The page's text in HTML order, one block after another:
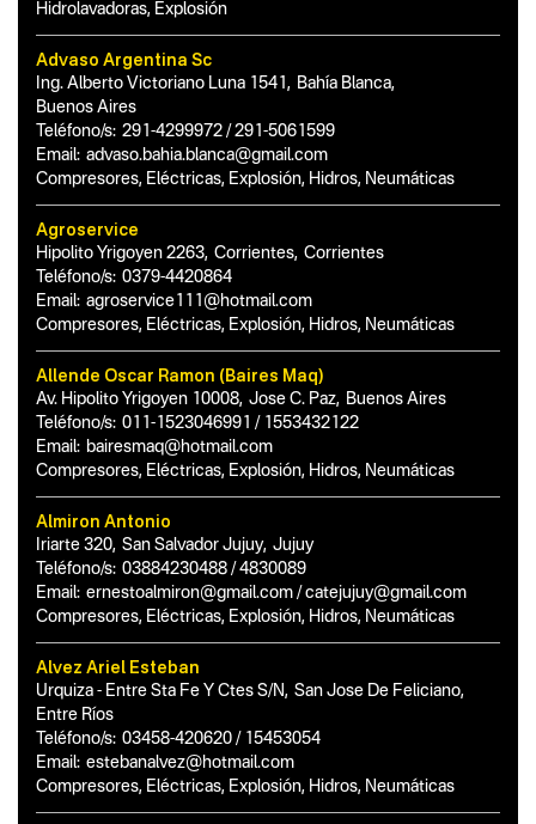
Hidrolavadoras, Explosión
Advaso Argentina Sc
Ing. Alberto Victoriano Luna 1541 , Bahía Blanca,
Buenos Aires
Teléfono/s: 291-4299972 / 291-5061599
Email: advaso.bahia.blanca@gmail.com
Compresores, Eléctricas, Explosión, Hidros, Neumáticas
Agroservice
Hipolito Yrigoyen 2263, Corrientes, Corrientes
Teléfono/s: 0379-4420864
Email: agroservice111@hotmail.com
Compresores, Eléctricas, Explosión, Hidros, Neumáticas
Allende Oscar Ramon (Baires Maq)
Av. Hipolito Yrigoyen 10008, Jose C. Paz, Buenos Aires
Teléfono/s: 011-1523046991 / 1553432122
Email: bairesmaq@hotmail.com
Compresores, Eléctricas, Explosión, Hidros, Neumáticas
Almiron Antonio
Iriarte 320, San Salvador Jujuy, Jujuy
Teléfono/s: 03884230488 / 4830089
Email: ernestoalmiron@gmail.com / catejujuy@gmail.com
Compresores, Eléctricas, Explosión, Hidros, Neumáticas
Alvez Ariel Esteban
Urquiza - Entre Sta Fe Y Ctes S/N, San Jose De Feliciano,
Entre Ríos
Teléfono/s: 03458-420620 / 15453054
Email: estebanalvez@hotmail.com
Compresores, Eléctricas, Explosión, Hidros, Neumáticas